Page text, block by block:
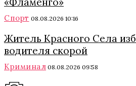
Спорт 08.08.2026 10:16
Житель Красного Села
водителя скорой
Криминал 08.08.2026 09:58